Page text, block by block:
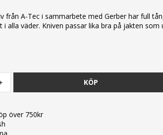
från A-Tec i sammarbete med Gerber har full
i alla väder. Kniven passar lika bra på jakten som
KÖP
över 750kr